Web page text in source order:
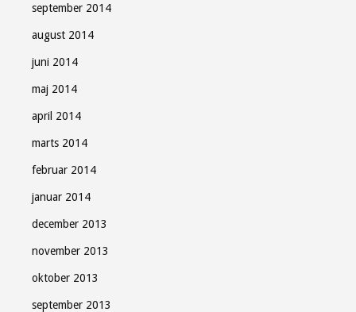
september 2014
august 2014
juni 2014
maj 2014
april 2014
marts 2014
februar 2014
januar 2014
december 2013
november 2013
oktober 2013
september 2013